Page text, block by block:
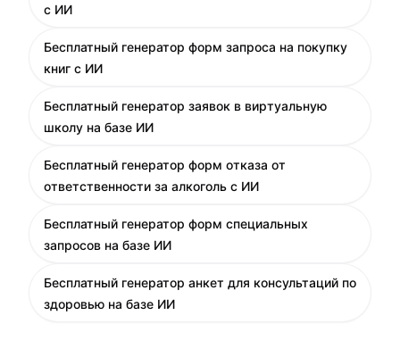
с ИИ
Бесплатный генератор форм запроса на покупку
книг с ИИ
Бесплатный генератор заявок в виртуальную
школу на базе ИИ
Бесплатный генератор форм отказа от
ответственности за алкоголь с ИИ
Бесплатный генератор форм специальных
запросов на базе ИИ
Бесплатный генератор анкет для консультаций по
здоровью на базе ИИ